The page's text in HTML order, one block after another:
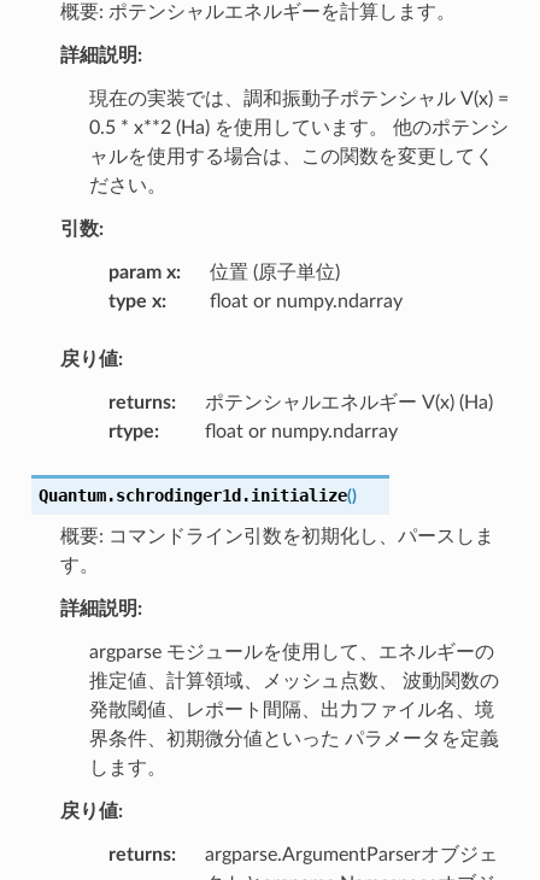
概要: ポテンシャルエネルギーを計算します。
詳細説明:
現在の実装では、調和振動子ポテンシャル V(x) =
0.5 * x**2 (Ha) を使用しています。 他のポテンシ
ャルを使用する場合は、この関数を変更してく
ださい。
引数:
param x:
位置 (原子単位)
type x: float or numpy.ndarray
戻り値:
returns:
ポテンシャルエネルギー V(x) (Ha)
rtype: float or numpy.ndarray
Quantum.schrodinger1d.initialize()
概要: コマンドライン引数を初期化し、パースしま
す。
詳細説明:
argparse モジュールを使用して、エネルギーの
推定値、計算領域、メッシュ点数、 波動関数の
発散閾値、レポート間隔、出力ファイル名、境
界条件、初期微分値といった パラメータを定義
します。
戻り値:
returns:
argparse.ArgumentParserオブジェ